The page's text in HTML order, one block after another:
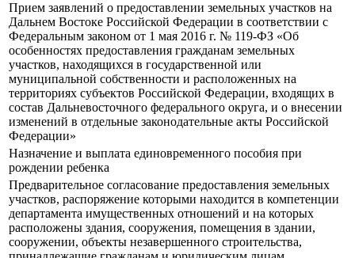
Прием заявлений о предоставлении земельных участков на
Дальнем Востоке Российской Федерации в соответствии с
Федеральным законом от 1 мая 2016 г. № 119-ФЗ «Об
особенностях предоставления гражданам земельных
участков, находящихся в государственной или
муниципальной собственности и расположенных на
территориях субъектов Российской Федерации, входящих в
состав Дальневосточного федерального округа, и о внесении
изменений в отдельные законодательные акты Российской
Федерации»
Назначение и выплата единовременного пособия при
рождении ребенка
Предварительное согласование предоставления земельных
участков, распоряжение которыми находится в компетенции
департамента имущественных отношений и на которых
расположены здания, сооружения, помещения в здании,
сооружении, объекты незавершенного строительства,